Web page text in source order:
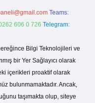
Teams:
606 0 726 Telegram:
Bilgi Teknolojileri ve
bir Yer Sağlayıcı olarak
içerikleri proaktif olarak
bulunmamaktadır. Ancak,
taşımakta olup, siteye